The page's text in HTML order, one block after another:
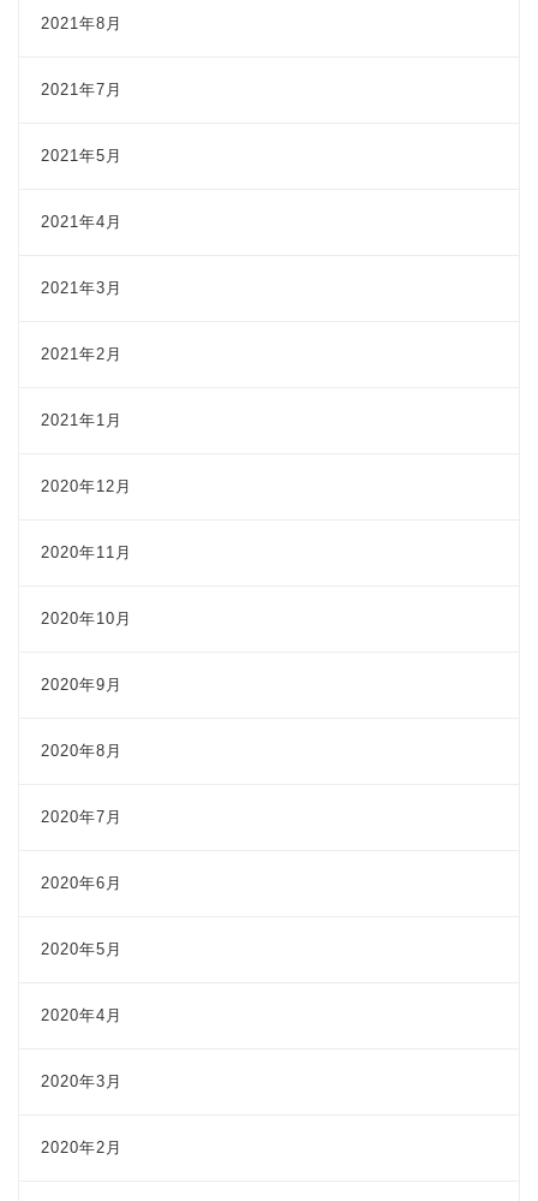
2021年8月
2021年7月
2021年5月
2021年4月
2021年3月
2021年2月
2021年1月
2020年12月
2020年11月
2020年10月
2020年9月
2020年8月
2020年7月
2020年6月
2020年5月
2020年4月
2020年3月
2020年2月